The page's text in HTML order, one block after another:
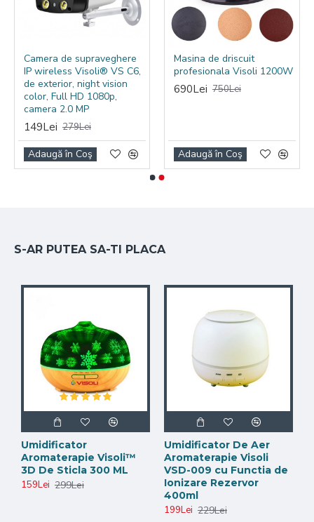
poate seta durata de functionare a aparatului la
1h,3H,6H sau continu. La atingerea timpului selectat
de dvs sau cand se epuizeaza apa din rezervor, acesta
se opreste automat. Prin designul si functiile sale
umidificatorul Visoli VS-630 creaza o atmosfera
romantica si relaxanta fie ca este in dormitorul sau in
biroul dvs.
Cu un design modern combinat cu 7 culori LED, acest
umidificator va da un plus camerei dvs si mai mult ca
sigur va atrage toate privirile
Datorita telecomenzii incluse in pachet veti avea la
indemana toate functiile aparatului.
Camera de supraveghere
IP wireless Visoli® VS C6,
de exterior, night vision
color, Full HD 1080p,
camera 2.0 MP
149Lei 279Lei
Adaugă în Coş
Masina de driscuit
profesionala Visoli 1200W
690Lei 750Lei
Adaugă în Coş
S-AR PUTEA SA-TI PLACA
Umidificator
Aromaterapie Visoli™
3D De Sticla 300 ML
159Lei 299Lei
Umidificator De Aer
Aromaterapie Visoli
VSD-009 cu Functia de
Ionizare Rezervor
400ml
199Lei 229Lei